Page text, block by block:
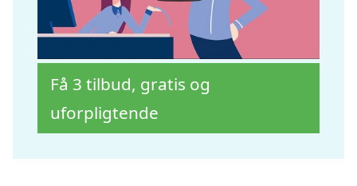
Få 3 tilbud, gratis og
uforpligtende